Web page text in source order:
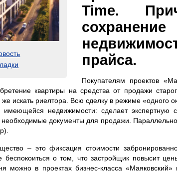
Time.
прайса.
Покупателям проектов
квартиры на средства от продажи
искать риелтора. Всю сделку в режиме
имеющейся недвижимости: сделает
необходимые документы для продажи.
– это фиксация стоимости
беспокоиться о том, что застройщик повысит
можно в проектах бизнес-класса